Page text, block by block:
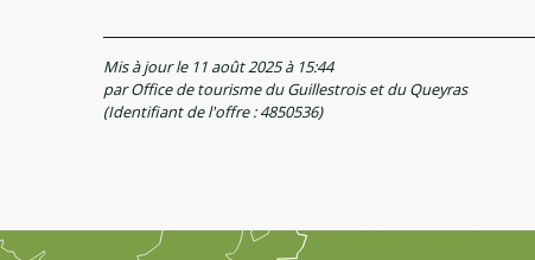
Mis à jour le 11 août 2025 à 15:44
par Office de tourisme du Guillestrois et du Queyras
(Identifiant de l'offre :4850536)